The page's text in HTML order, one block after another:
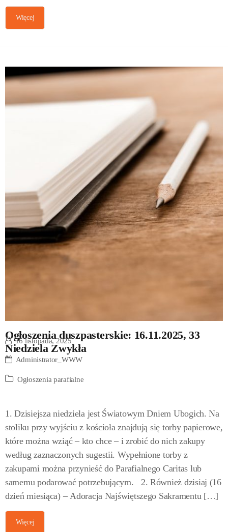
Więcej
Ogłoszenia duszpasterskie: 16.11.2025, 33
Niedziela Zwykła
16 listopada, 2025
Administrator_WWW
Ogłoszenia parafialne
1. Dzisiejsza niedziela jest Światowym Dniem Ubogich. Na
stoliku przy wyjściu z kościoła znajdują się torby papierowe,
które można wziąć – kto chce – i zrobić do nich zakupy
według zaznaczonych sugestii. Wypełnione torby z
zakupami można przynieść do Parafialnego Caritas lub
samemu podarować potrzebującym. 2. Również dzisiaj (16
dzień miesiąca) – Adoracja Najświętszego Sakramentu […]
Więcej